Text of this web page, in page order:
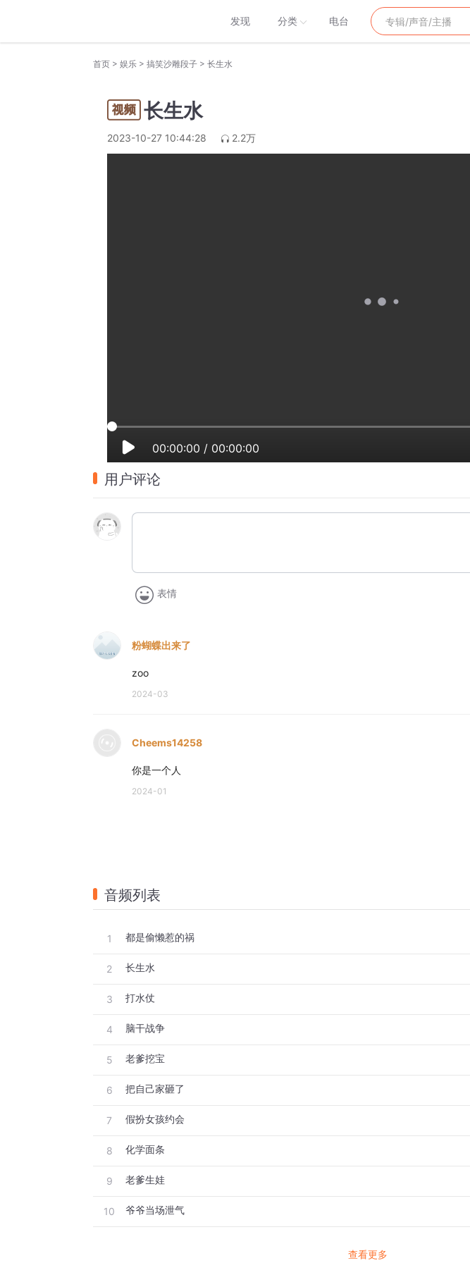
发现 分类 电台
首页 > 娱乐 > 搞笑沙雕段子 > 长生水
长生水
2023-10-27 10:44:28 2.2万
00:00:00 / 00:00:00
用户评论
表情
粉蝴蝶出来了
zoo
2024-03
Cheems14258
你是一个人
2024-01
音频列表
1 都是偷懒惹的祸
2 长生水
3 打水仗
4 脑干战争
5 老爹挖宝
6 把自己家砸了
7 假扮女孩约会
8 化学面条
9 老爹生娃
10 爷爷当场泄气
查看更多